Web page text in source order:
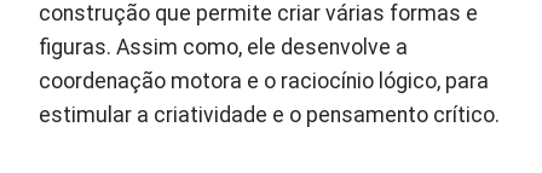
construção que permite criar várias formas e
figuras. Assim como, ele desenvolve a
coordenação motora e o raciocínio lógico, para
estimular a criatividade e o pensamento crítico.